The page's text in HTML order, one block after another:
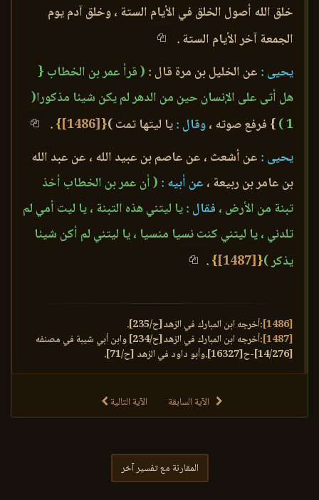
خلق الله أصول الخلق في الأيام الستة ، وخلق آدم يوم
الجمعة آخر الأيام الستة .
يحيى : عن الخليل بن مرة قال : ( قرأ عمر بن الخطاب {
هل أتى على الإنسان حين من الدهر لم يكن شيئا مذكورا(
1 ) } فرفع صوته ،وقال :يا ليتها تمت ){
[1486]
}
.
يحيى : عن أشعث ، عن عاصم بن عبيد الله ، عن عبد الله
بن عامر بن ربيعة ، عن أبيه : ( أن عمر بن الخطاب أخذ
تبنة من الأرض ، فقال :يا ليتني هذه التبنة ، يا ليت أمي لم
تلدني ، يا ليتني كنت نسيا منسيا ، يا ليتني لم أكن شيئا
يذكر ){
[1487]
}
.
[1486]
:أخرجه ابن المبارك في الزهد[ح/235].
[1487]
:أخرجه ابن المبارك في الزهد[ح/234] وابن أبي شيبة في مصنفه
[14/276]-ح[16327].وأبو داود في الزهد [ح/71].
الآية السابقة الآية التالية
المقارنة مع تفسير آخر